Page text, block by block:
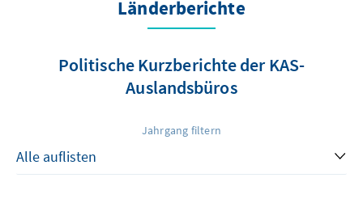
Länderberichte
Politische Kurzberichte der KAS-
Auslandsbüros
Jahrgang filtern